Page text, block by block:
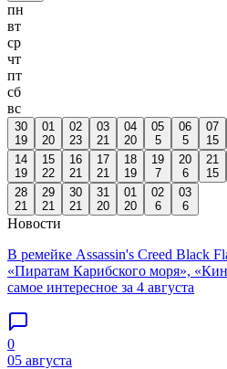
пн
вт
ср
чт
пт
сб
вс
30
19
01
20
02
23
03
21
04
20
05
5
06
5
07
15
14
19
15
22
16
21
17
21
18
19
19
7
20
6
21
15
28
21
29
21
30
21
31
20
01
20
02
6
03
6
Новости
В ремейке Assassin's Creed Black
«Пиратам Карибского моря»,
самое интересное за 4 августа
0
05 августа